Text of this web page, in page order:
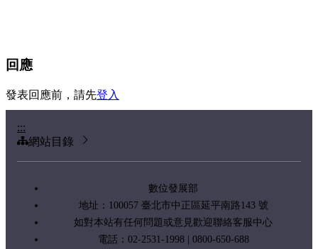
回應
發表回應前，請先登入
:::
網站目錄
數位發展部
地址：100057 臺北市中正區延平南路143 號
如對本站有任何問題或意見歡迎聯絡客服中心
電話：02-2531-1998 | 0800-650-688